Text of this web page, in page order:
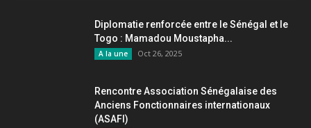
Diplomatie renforcée entre le Sénégal et le
Togo : Mamadou Moustapha...
A la une Oct 26, 2025
Rencontre Association Sénégalaise des
Anciens Fonctionnaires internationaux
(ASAFI)